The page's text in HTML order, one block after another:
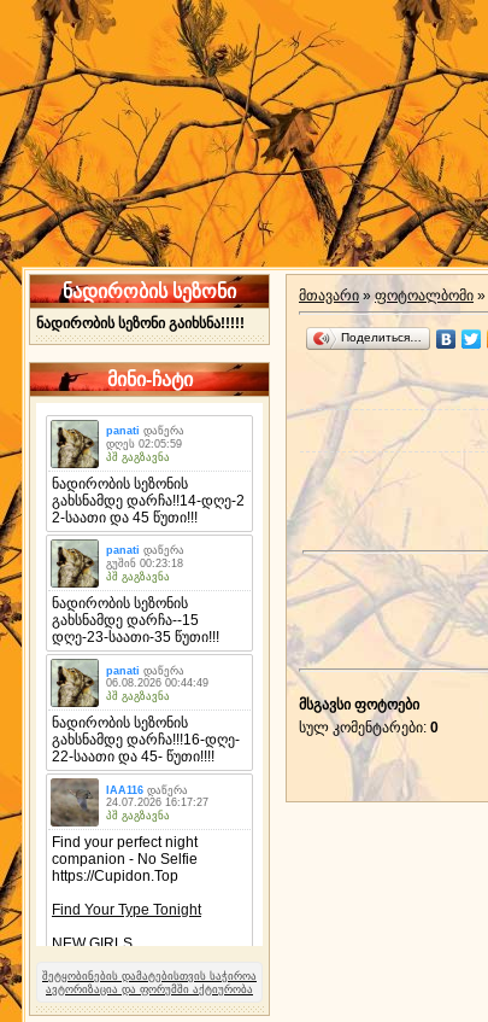
ნადირობის სეზონი
ნადირობის სეზონი გაიხსნა!!!!!
მინი-ჩატი
შეტყობინების დამატებისთვის საჭიროა
ავტორიზაცია და ფორუმში აქტიურობა
მთავარი » ფოტოალბომი »
Поделиться…
მსგავსი ფოტოები
სულ კომენტარები: 0